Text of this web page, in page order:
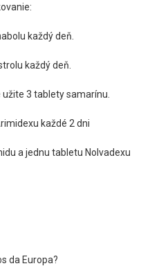
každý deň.
každý deň.
užite 3 tablety samarínu.
každé 2 dni
a jednu tabletu Nolvadexu
da Europa?